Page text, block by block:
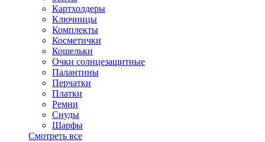
Картхолдеры
Ключницы
Комплекты
Косметички
Кошельки
Очки солнцезащитные
Палантины
Перчатки
Платки
Ремни
Снуды
Шарфы
Смотреть все